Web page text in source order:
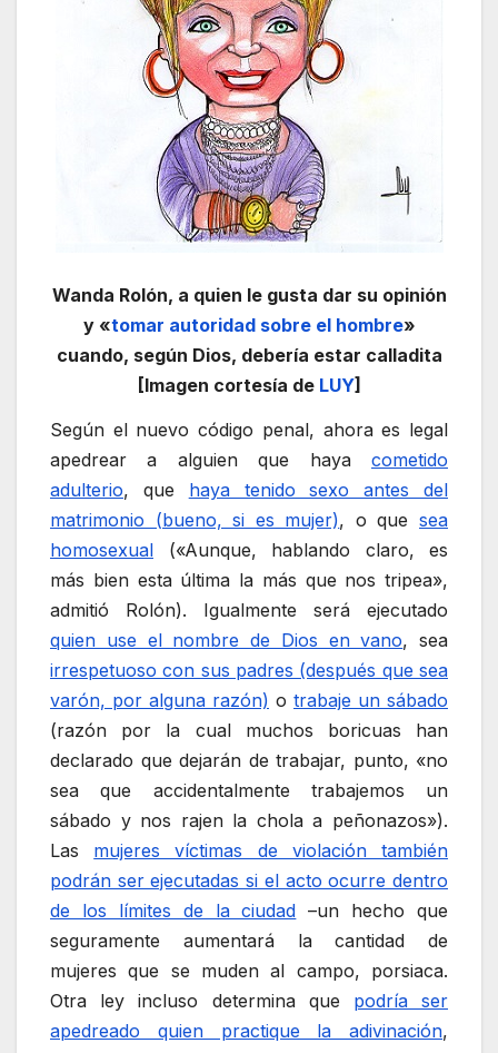
Wanda Rolón, a quien le gusta dar su opinión
y «tomar autoridad sobre el hombre»
cuando, según Dios, debería estar calladita
[Imagen cortesía de LUY]
Según el nuevo código penal, ahora es legal
apedrear a alguien que haya cometido
adulterio, que haya tenido sexo antes del
matrimonio (bueno, si es mujer), o quesea
homosexual («Aunque, hablando claro, es
más bien esta última la más que nos tripea»,
admitió Rolón). Igualmente será ejecutado
quien use el nombre de Dios en vano, sea
irrespetuoso con sus padres (después que sea
varón, por alguna razón) o trabaje un sábado
(razón por la cual muchos boricuas han
declarado que dejarán de trabajar, punto, «no
sea que accidentalmente trabajemos un
sábado y nos rajen la chola a peñonazos»).
Las mujeres víctimas de violación también
podrán ser ejecutadas si el acto ocurre dentro
de los límites de la ciudad –un hecho que
seguramente aumentará la cantidad de
mujeres que se muden al campo, porsiaca.
Otra ley incluso determina que podría ser
apedreado quien practique la adivinación,